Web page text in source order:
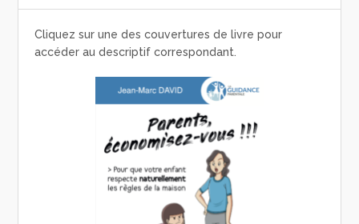
Cliquez sur une des couvertures de livre pour
accéder au descriptif correspondant.